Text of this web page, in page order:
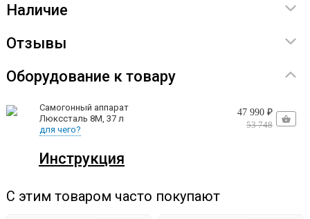
перегонке в стандартной конфигурации вам придется
постоянно стоять у аппарата и контролировать
Если же подключить автоматику, перегонка значительно
упрощается. Устройство оборудовано клапаном,
который перекрывает отбор в момент, когда
температура в колонне начинает расти, и вместе с
колонне стабилизируется, клапан снова открывается, и
Наличие
Отзывы
Оборудование к товару
Самогонный аппарат
Люкссталь 8М, 37 л
для чего?
47 990 ₽
53 748
Инструкция
С этим товаром часто покупают